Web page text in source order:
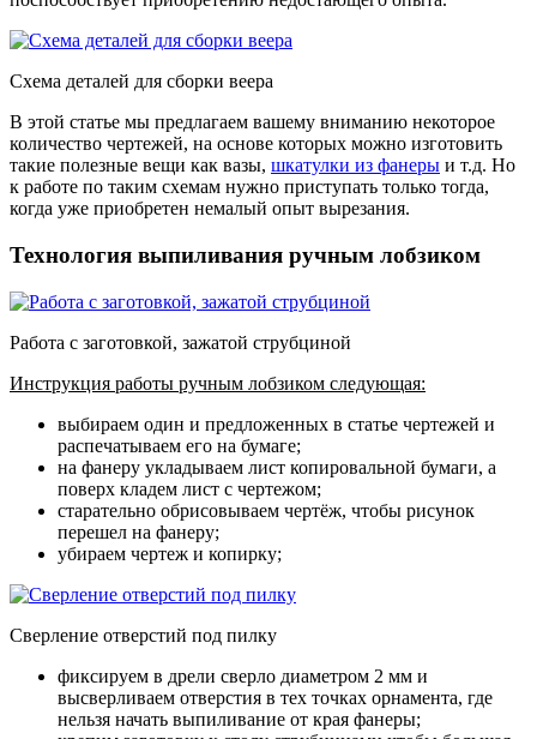
Схема деталей для сборки веера
В этой статье мы предлагаем вашему вниманию некоторое
количество чертежей, на основе которых можно изготовить
такие полезные вещи как вазы, шкатулки из фанеры и т.д. Но
к работе по таким схемам нужно приступать только тогда,
когда уже приобретен немалый опыт вырезания.
Технология выпиливания ручным лобзиком
Работа с заготовкой, зажатой струбциной
Инструкция работы ручным лобзиком следующая:
выбираем один и предложенных в статье чертежей и
распечатываем его на бумаге;
на фанеру укладываем лист копировальной бумаги, а
поверх кладем лист с чертежом;
старательно обрисовываем чертёж, чтобы рисунок
перешел на фанеру;
убираем чертеж и копирку;
Сверление отверстий под пилку
фиксируем в дрели сверло диаметром 2 мм и
высверливаем отверстия в тех точках орнамента, где
нельзя начать выпиливание от края фанеры;